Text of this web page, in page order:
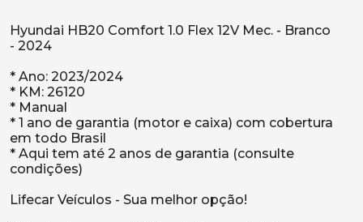
Hyundai HB20 Comfort 1.0 Flex 12V Mec. - Branco
- 2024
* Ano: 2023/2024
* KM: 26120
* Manual
* 1 ano de garantia (motor e caixa) com cobertura
em todo Brasil
* Aqui tem até 2 anos de garantia (consulte
condições)
Lifecar Veículos - Sua melhor opção!